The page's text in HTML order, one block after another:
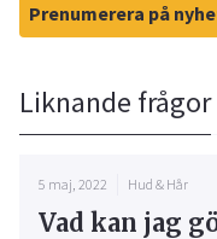
Prenumerera på
Liknande frågor
5 maj, 2022 Hud & Hår
Vad kan jag